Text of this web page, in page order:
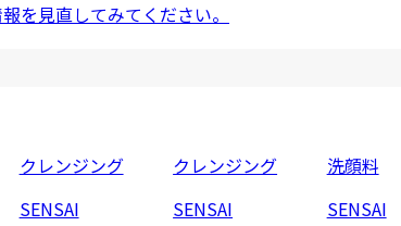
を見直してみてください。
クレンジング
SENSAI
クレンジング
SENSAI
洗顔料
SENSAI